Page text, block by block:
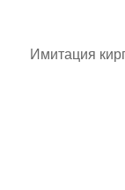
Имитация